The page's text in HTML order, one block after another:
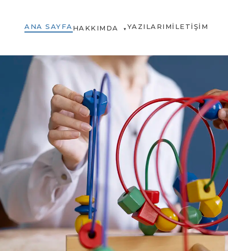
ANA SAYFA HAKKIMDA ▾YAZILARIMİLETIŞIM